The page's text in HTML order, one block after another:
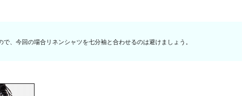
、今回の場合リネンシャツを七分袖と合わせるのは避けましょう。